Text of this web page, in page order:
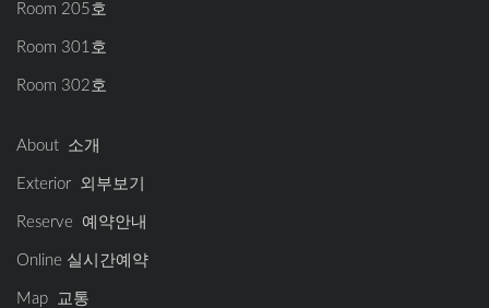
Room 205호
Room 301호
Room 302호
About 소개
Exterior 외부보기
Reserve 예약안내
Online 실시간예약
Map 교통